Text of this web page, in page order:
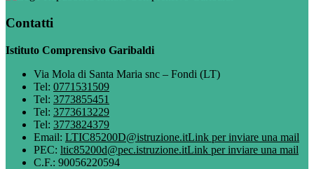
Contatti
Istituto Comprensivo Garibaldi
Via Mola di Santa Maria snc – Fondi (LT)
Tel: 0771531509
Tel: 3773855451
Tel: 3773613229
Tel: 3773824379
Email: LTIC85200D@istruzione.itLink per inviare una mail
PEC: ltic85200d@pec.istruzione.itLink per inviare una mail
C.F.: 90056220594